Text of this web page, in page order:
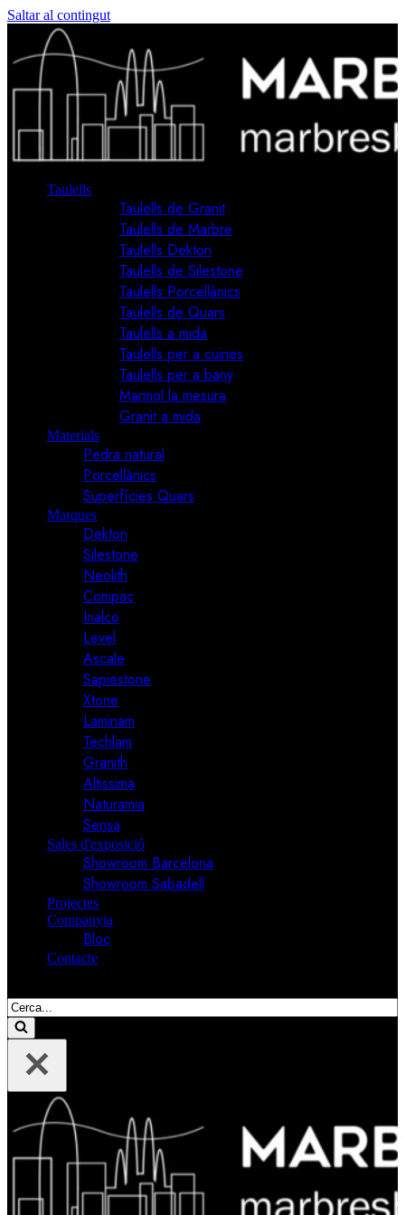
Saltar al contingut
Taulells
Taulells de Granit
Taulells de Marbre
Taulells Dekton
Taulells de Silestone
Taulells Porcellànics
Taulells de Quars
Taulells a mida
Taulells per a cuines
Taulells per a bany
Marmol la mesura
Granit a mida
Materials
Pedra natural
Porcellànics
Superfícies Quars
Marques
Dekton
Silestone
Neolith
Compac
Inalco
Level
Ascale
Sapiestone
Xtone
Laminam
Techlam
Granith
Altissima
Naturamia
Sensa
Sales d'exposició
Showroom Barcelona
Showroom Sabadell
Projectes
Companyia
Bloc
Contacte
Cerca....